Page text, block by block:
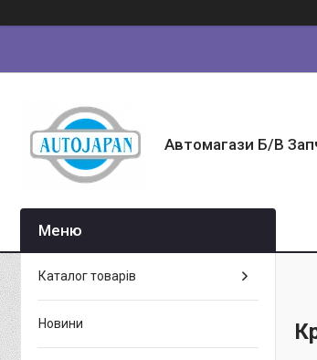
Автомагази Б/В
Каталог товарів
Новини